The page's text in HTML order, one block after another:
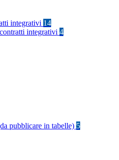
integrativi 14
integrativi 4
pubblicare in tabelle) 5